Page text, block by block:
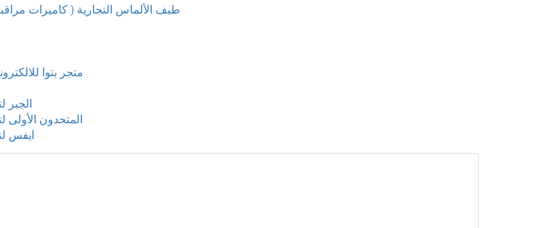
طيف الألماس التجارية ( كاميرات
متجر بتوا
الجبر
المتحدون الأولى
ايفس